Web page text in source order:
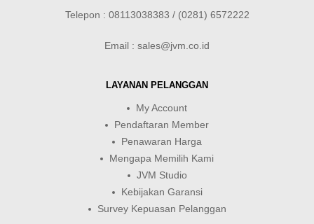
Telepon : 08113038383 / (0281) 6572222
Email : sales@jvm.co.id
LAYANAN PELANGGAN
My Account
Pendaftaran Member
Penawaran Harga
Mengapa Memilih Kami
JVM Studio
Kebijakan Garansi
Survey Kepuasan Pelanggan